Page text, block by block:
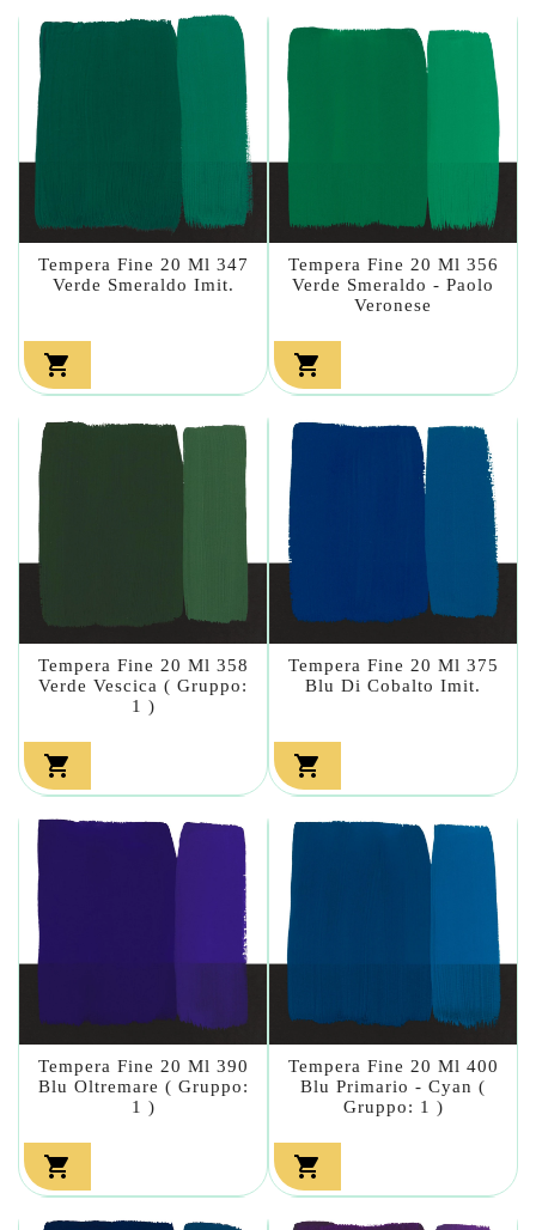
Tempera Fine 20 Ml 347
Verde Smeraldo Imit.

Tempera Fine 20 Ml 356
Verde Smeraldo - Paolo
Veronese

Tempera Fine 20 Ml 358
Verde Vescica ( Gruppo:
1 )

Tempera Fine 20 Ml 375
Blu Di Cobalto Imit.

Tempera Fine 20 Ml 390
Blu Oltremare ( Gruppo:
1 )

Tempera Fine 20 Ml 400
Blu Primario - Cyan (
Gruppo: 1 )
